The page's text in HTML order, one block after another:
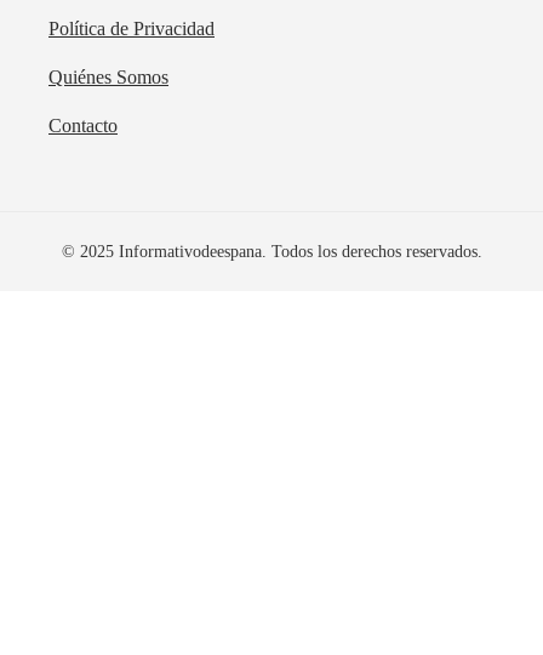
Política de Privacidad
Quiénes Somos
Contacto
© 2025 Informativodeespana. Todos los derechos reservados.